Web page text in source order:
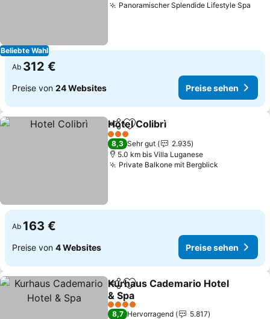
Beliebte Wahl
Panoramischer Splendide Lifestyle Spa
Ab 312 €
Preise von 24 Websites Preise sehen
TeilenZu Favoriten hinzufügen
Hotel Colibrì
3 Sterne
8,3 Sehr gut
2.935
5.0 km bis Villa Luganese
Private Balkone mit Bergblick
Ab 163 €
Preise von 4 Websites Preise sehen
TeilenZu Favoriten hinzufügen
Kurhaus Cademario Hotel
& Spa
Preise sehen
4 Sterne
8,7 Hervorragend
5.817